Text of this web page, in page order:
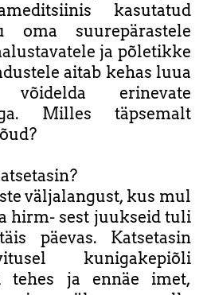
kasutatud
suurepärastele
ja põletikke
aitab kehas luua
erinevate
Milles täpsemalt
väljalangust, kus mul
hirm- sest juukseid tuli
päevas. Katsetasin
kunigakepiõli
tehes ja ennäe imet,